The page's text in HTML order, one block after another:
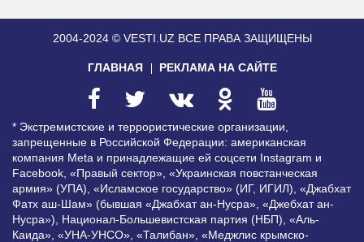
2004-2024 © VESTI.UZ ВСЕ ПРАВА ЗАЩИЩЕНЫ
ГЛАВНАЯ РЕКЛАМА НА САЙТЕ
* Экстремистские и террористические организации,
запрещенные в Российской Федерации: американская
компания Meta и принадлежащие ей соцсети Instagram и
Facebook, «Правый сектор», «Украинская повстанческая
армия» (УПА), «Исламское государство» (ИГ, ИГИЛ), «Джабхат
Фатх аш-Шам» (бывшая «Джабхат ан-Нусра», «Джебхат ан-
Нусра»), Национал-Большевистская партия (НБП), «Аль-
Каида», «УНА-УНСО», «Талибан», «Меджлис крымско-